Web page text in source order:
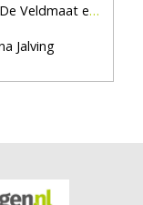
en De Pas
Jalving